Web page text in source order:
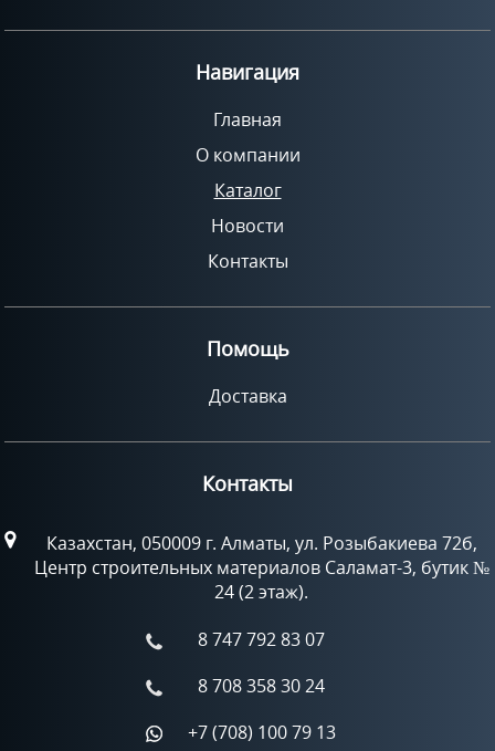
Навигация
Главная
О компании
Каталог
Новости
Контакты
Помощь
Доставка
Контакты
Казахстан, 050009 г. Алматы, ул. Розыбакиева 72б,
Центр строительных материалов Саламат-3, бутик №
24 (2 этаж).
8 747 792 83 07
8 708 358 30 24
+7 (708) 100 79 13